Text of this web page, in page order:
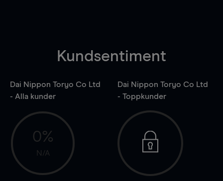
Kundsentiment
Dai Nippon Toryo Co Ltd
- Alla kunder
0%
N/A
Dai Nippon Toryo Co Ltd
- Toppkunder